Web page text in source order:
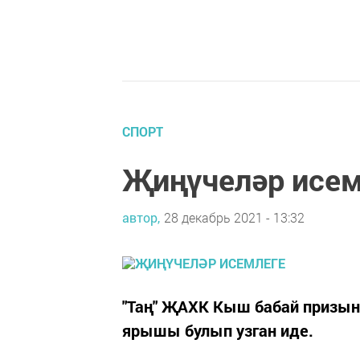
СПОРТ
Җиңүчеләр
автор, 28 декабрь 2021 - 13:32
"Таң" ҖАХК Кыш бабай
ярышы булып узган иде.